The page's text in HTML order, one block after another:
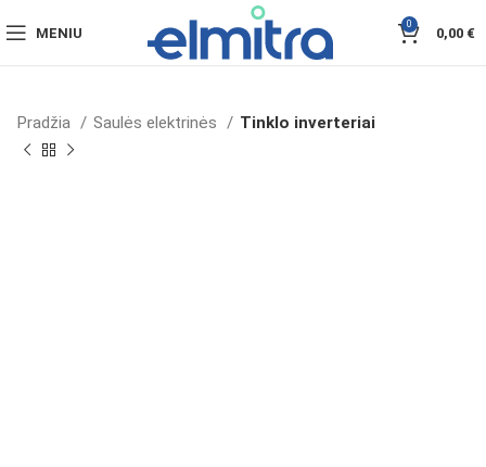
MENIU
0
0,00 €
Pradžia Saulės elektrinės Tinklo inverteriai